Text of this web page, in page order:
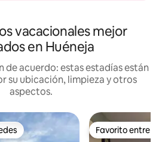
vacacionales mejor
en Huéneja
de acuerdo: estas estadías están
su ubicación, limpieza y otros
aspectos.
Favorito entre
Favorito entre